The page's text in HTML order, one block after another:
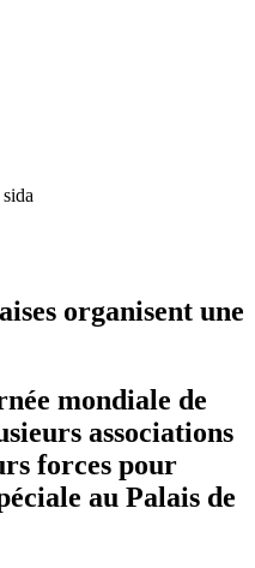
organisent une
mondiale de
associations
forces pour
au Palais de